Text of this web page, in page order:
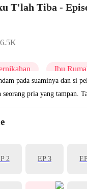
T'lah Tiba -
Ibu
pada suaminya dan si
seorang pria yang tampan.
2 EP 3